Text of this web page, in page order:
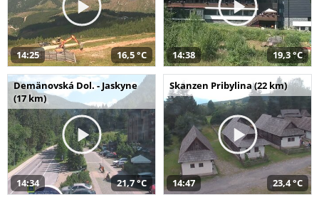
14:25 16,5 °C 14:38 19,3 °C
Demänovská Dol. - Jaskyne
(17 km)
14:34 21,7 °C
Skanzen Pribylina (22 km)
14:47 23,4 °C